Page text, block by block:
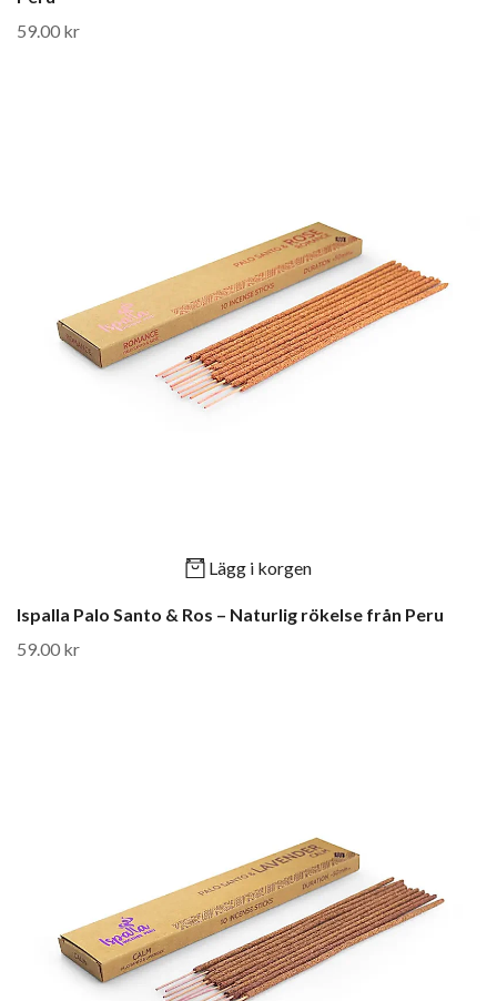
59.00 kr
Lägg i korgen
Ispalla Palo Santo & Ros – Naturlig rökelse från Peru
59.00 kr